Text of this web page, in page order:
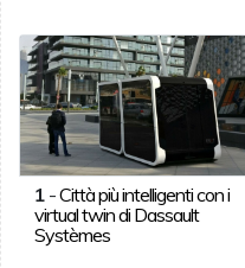
1-Città più intelligenti con i
virtual twin di Dassault
Systèmes